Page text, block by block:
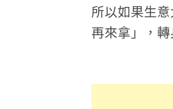
所以如果生
再來拿」，轉